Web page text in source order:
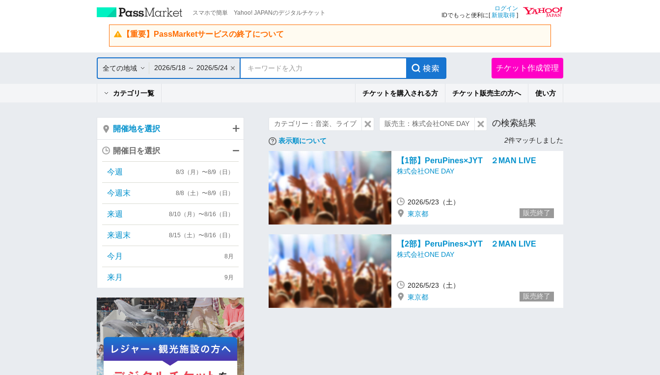
スマホで簡単 Yahoo! JAPANのデジタルチケット
ログイン
IDでもっと便利に[新規取得 ]
【重要】PassMarketサービスの終了について
全ての地域 2026/5/18 ～ 2026/5/24 キーワードを入力 チケット作成管理
カテゴリ一覧 チケットを購入される方 チケット販売主の方へ 使い方
カテゴリー：音楽、ライブ 販売主：株式会社ONE DAY の検索結果
表示順について 2件マッチしました
【1部】PeruPines×JYT ２MAN LIVE
株式会社ONE DAY
2026/5/23（土）
東京都
販売終了
【2部】PeruPines×JYT ２MAN LIVE
株式会社ONE DAY
2026/5/23（土）
東京都
販売終了
開催地を選択
開催日を選択
今週 8/3（月）〜8/9（日）
今週末 8/8（土）〜8/9（日）
来週 8/10（月）〜8/16（日）
来週末 8/15（土）〜8/16（日）
今月 8月
来月 9月